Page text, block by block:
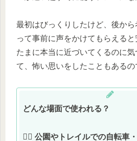
最初はびっくりしたけど、後か
って事前に声をかけてもらえると
たまに本当に近づいてくるのに
て、怖い思いをしたこともあるの
どんな場面で使われる？
🚴‍♀️ 公園やトレイルでの自転車